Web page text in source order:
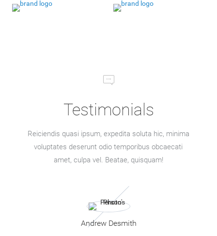
Testimonials
Reiciendis quasi ipsum, expedita soluta hic, minima
voluptates deserunt odio temporibus obcaecati
amet, culpa vel. Beatae, quisquam!
Andrew Desmith